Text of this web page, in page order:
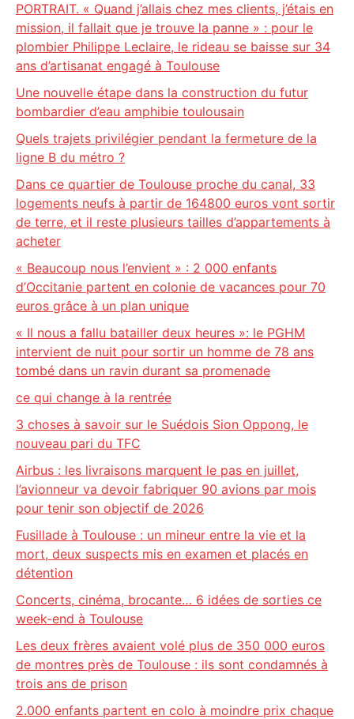
PORTRAIT. « Quand j’allais chez mes clients, j’étais en
mission, il fallait que je trouve la panne » : pour le
plombier Philippe Leclaire, le rideau se baisse sur 34
ans d’artisanat engagé à Toulouse
Une nouvelle étape dans la construction du futur
bombardier d’eau amphibie toulousain
Quels trajets privilégier pendant la fermeture de la
ligne B du métro ?
Dans ce quartier de Toulouse proche du canal, 33
logements neufs à partir de 164800 euros vont sortir
de terre, et il reste plusieurs tailles d’appartements à
acheter
« Beaucoup nous l’envient » : 2 000 enfants
d’Occitanie partent en colonie de vacances pour 70
euros grâce à un plan unique
« Il nous a fallu batailler deux heures »: le PGHM
intervient de nuit pour sortir un homme de 78 ans
tombé dans un ravin durant sa promenade
ce qui change à la rentrée
3 choses à savoir sur le Suédois Sion Oppong, le
nouveau pari du TFC
Airbus : les livraisons marquent le pas en juillet,
l’avionneur va devoir fabriquer 90 avions par mois
pour tenir son objectif de 2026
Fusillade à Toulouse : un mineur entre la vie et la
mort, deux suspects mis en examen et placés en
détention
Concerts, cinéma, brocante… 6 idées de sorties ce
week-end à Toulouse
Les deux frères avaient volé plus de 350 000 euros
de montres près de Toulouse : ils sont condamnés à
trois ans de prison
2.000 enfants partent en colo à moindre prix chaque